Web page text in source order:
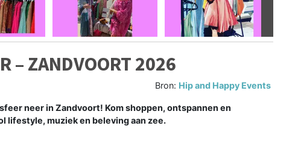
– ZANDVOORT 2026
Bron: Hip and Happy Events
neer in Zandvoort! Kom shoppen, ontspannen en
lifestyle, muziek en beleving aan zee.